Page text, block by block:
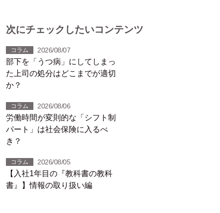
次にチェックしたいコンテンツ
コラム 2026/08/07
部下を「うつ病」にしてしまっ
た上司の処分はどこまでが適切
か？
コラム 2026/08/06
労働時間が変則的な「シフト制
パート」は社会保険に入るべ
き？
コラム 2026/08/05
【入社1年目の『教科書の教科
書』】情報の取り扱い編